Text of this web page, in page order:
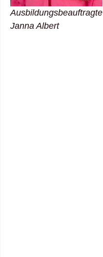
Ausbildungsbeauftragte
Janna Albert